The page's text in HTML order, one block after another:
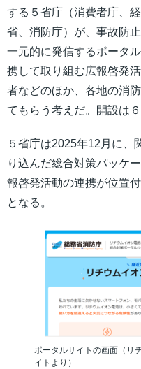
する５省庁（消費者庁、
省、消防庁）が、事故防
一元的に発信するポータ
携して取り組む広報啓発
者などのほか、各地の消
てもらう考えだ。開設は６
５省庁は2025年12月に、
り込んだ総合対策パッケ
報啓発活動の連携が位置
となる。
ポータルサイトの画面（リ
イトより）